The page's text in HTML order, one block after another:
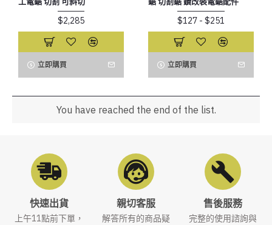
$2,285
立即購買
$127 - $251
立即購買
You have reached the end of the list.
快速出貨
上午11點前下單，
親切客服
解答所有的商品疑
售後服務
完整的使用諮詢與